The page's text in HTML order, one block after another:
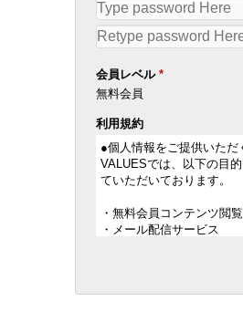
会員レベル *
無料会員
利用規約
●個人情報をご提供いただ
VALUESでは、以下の目
ていただいております。
・無料会員コンテンツ閲
・メール配信サービス